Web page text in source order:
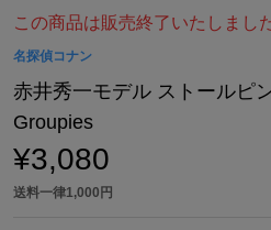
この商品は販売終了いたしまし
名探偵コナン
赤井秀一モデル ストールピ
Groupies
¥3,080
送料一律1,000円